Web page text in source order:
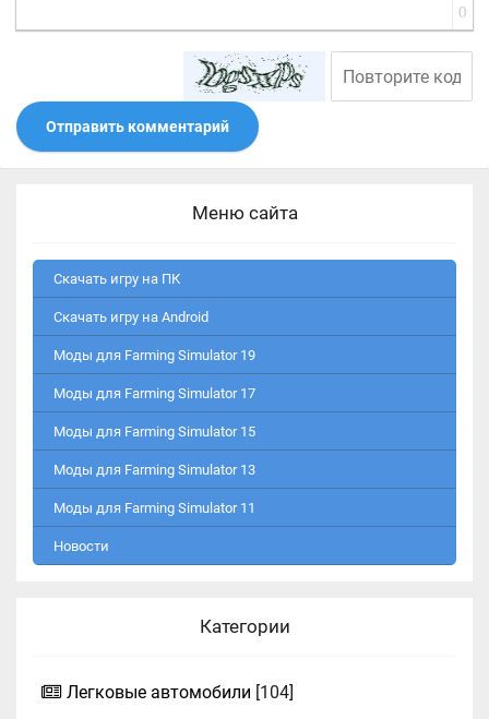
0
Отправить комментарий
Меню сайта
Скачать игру на ПК
Скачать игру на Android
Моды для Farming Simulator 19
Моды для Farming Simulator 17
Моды для Farming Simulator 15
Моды для Farming Simulator 13
Моды для Farming Simulator 11
Новости
Категории
Легковые автомобили [104]